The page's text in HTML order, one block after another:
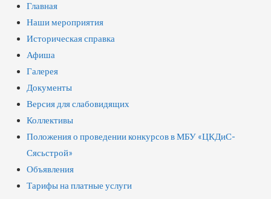
Главная
Наши мероприятия
Историческая справка
Афиша
Галерея
Документы
Версия для слабовидящих
Коллективы
Положения о проведении конкурсов в МБУ «ЦКДиС-
Сясьстрой»
Объявления
Тарифы на платные услуги